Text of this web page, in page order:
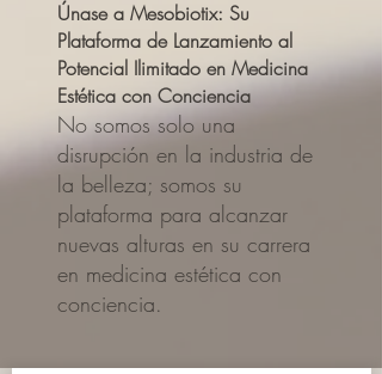
Únase a Mesobiotix: Su
Plataforma de Lanzamiento al
Potencial Ilimitado en Medicina
Estética con Conciencia
No somos solo una
disrupción en la industria de
la belleza; somos su
plataforma para alcanzar
nuevas alturas en su carrera
en medicina estética con
conciencia.